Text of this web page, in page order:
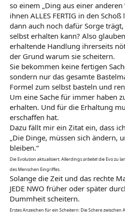
so einem „Ding aus einer
ihnen ALLES FERTIG in den
dann auch noch dafür Sorge
selbst erhalten kann? Also
erhaltende Handlung ihrerseits
der Grund warum sie scheitern.
Sie bekommen keine fertigen
sondern nur das gesamte
Formel zum selbst basteln und
Um eine Sache für immer haben
erhalten. Und für die Erhaltung
erschaffen hat.
Dazu fällt mir ein Zitat ein, dass
„Die Dinge, müssen sich ändern,
bleiben.“
Die Evolution aktualisiert. Allerdingsarbeitetdie Evo zu
des Menschen Eingriffes.
Solange die Zeit und das rechte
JEDE NWO früher oder später
Dummheit scheitern.
Erstes Anzeichen für ein Scheitern: Die Schere zwischen